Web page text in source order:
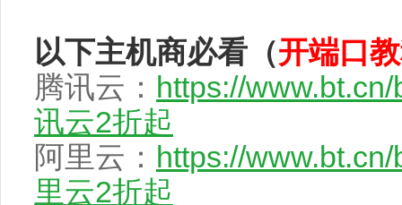
以下主机商必看（开端口
腾讯云： https://
讯云2折起
阿里云： https://
里云2折起